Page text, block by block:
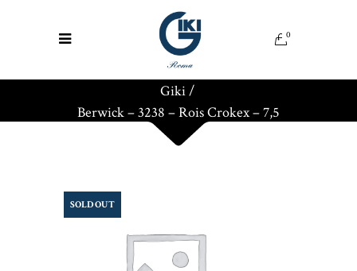
0
Giki/
Berwick – 3238 – Rois Crokex – 7,5
SOLD OUT